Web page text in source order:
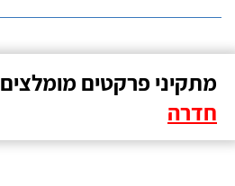
מתקיני פרקטים מומלצים
חדרה